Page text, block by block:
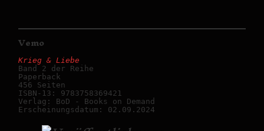
Vemo
Krieg & Liebe
Band 2 der Reihe
Paperback
456 Seiten
ISBN-13: 9783758369421
Verlag: BoD - Books on Demand
Erscheinungsdatum: 02.09.2024